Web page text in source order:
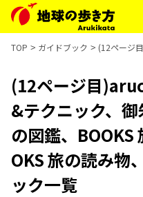
TOP ガイドブック (12ページ
(12ページ目
&テクニック、
の図鑑、BOOKS
OKS 旅の読み物
ック一覧